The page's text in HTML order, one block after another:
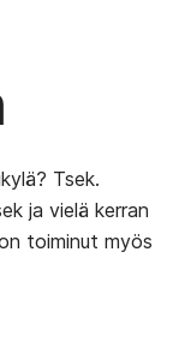
Tsek.
ja vielä kerran
toiminut myös